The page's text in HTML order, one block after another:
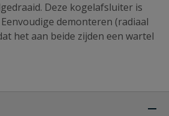
Deze kogelafsluiter is
demonteren (radiaal
het aan beide zijden een wartel